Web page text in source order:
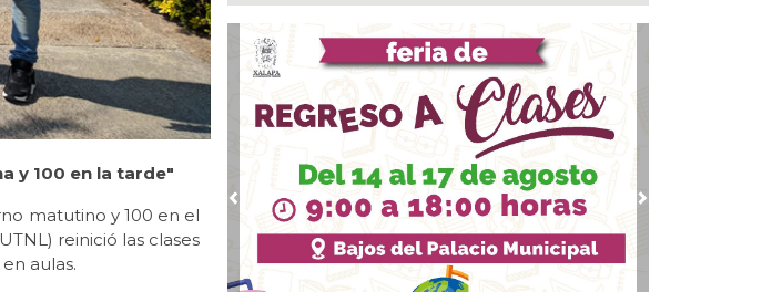
y 100 en la tarde"
matutino y 100 en el
reinició las clases
aulas.
teleradiocambiodigital festeja 17 años
Ago 06, 2026 / 18:00
Invita Ayuntamiento de Veracruz a disfrutar la
Temporada de Artes Veracruz “Escena Viva”
Ago 06, 2026 / 16:56
Gobierno de Boca del Río identifica puntos
críticos, exige a CAB soluciones definitivas a la
infraestructura hidráulica
Ago 06, 2026 / 15:53
Desfile de estrellas durante la alfombra roja en el
pre-estreno de “Loco México Mágico”
Previous Next